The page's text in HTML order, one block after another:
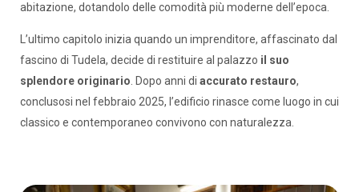
abitazione, dotandolo delle comodità più moderne dell’epoca.
L’ultimo capitolo inizia quando un imprenditore, affascinato dal
fascino di Tudela, decide di restituire al palazzo il suo
splendore originario . Dopo anni di accurato restauro,
conclusosi nel febbraio 2025, l’edificio rinasce come luogo in cui
classico e contemporaneo convivono con naturalezza.